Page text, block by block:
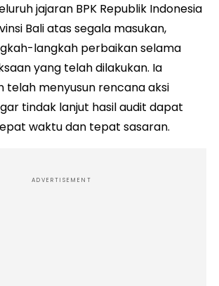
jajaran BPK Republik Indonesia
Bali atas segala masukan,
langkah perbaikan selama
yang telah dilakukan. Ia
telah menyusun rencana aksi
tindak lanjut hasil audit dapat
waktu dan tepat sasaran.
ADVERTISEMENT